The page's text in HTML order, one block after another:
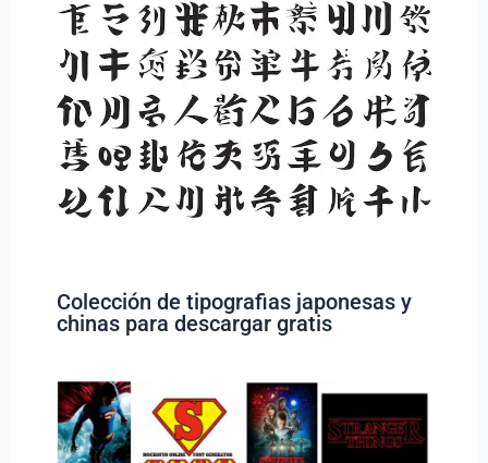
Colección de tipografias japonesas y
chinas para descargar gratis